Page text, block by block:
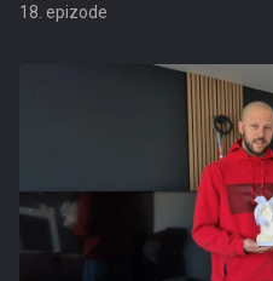
18. epizode